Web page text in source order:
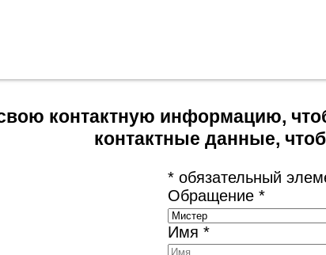
контактную информацию,
контактные данные,
* обязательный
Обращение *
Имя *